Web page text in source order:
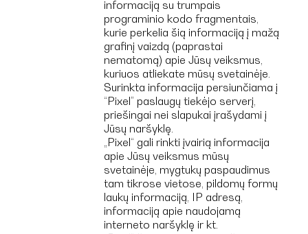
informaciją su trumpais
programinio kodo fragmentais,
kurie perkelia šią informaciją į mažą
grafinį vaizdą (paprastai
nematomą) apie Jūsų veiksmus,
kuriuos atliekate mūsų svetainėje.
Surinkta informacija persiunčiama į
“Pixel” paslaugų tiekėjo serverį,
priešingai nei slapukai įrašydami į
Jūsų naršyklę.
„Pixel“ gali rinkti įvairią informacija
apie Jūsų veiksmus mūsų
svetainėje, mygtukų paspaudimus
tam tikrose vietose, pildomų formų
laukų informaciją, IP adresą,
informaciją apie naudojamą
interneto naršyklę ir kt.